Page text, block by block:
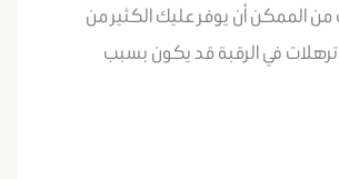
من الممكن أن يوفر عليك الكثير من
في الرقبة قد يكون بسبب